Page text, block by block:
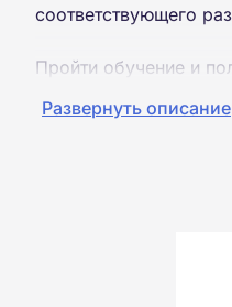
соответствующего
Пройти обучение и
Развернуть описание